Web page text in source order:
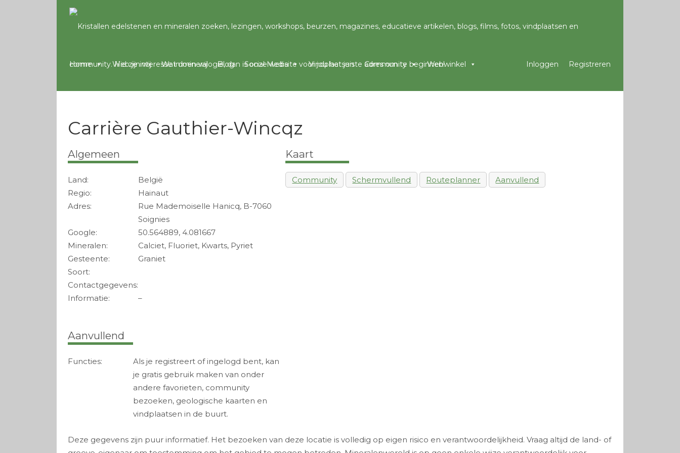
Home Wie zijn wij Wat doen wij Blog Social Media Vindplaatsen Community Webwinkel Registreren
Inloggen
Carrière Gauthier-Wincqz
Algemeen
Land:
België
Regio:
Hainaut
Adres:
Rue Mademoiselle Hanicq, B-7060
Soignies
Google:
50.564889, 4.081667
Mineralen:
Calciet, Fluoriet, Kwarts, Pyriet
Gesteente:
Graniet
Soort:
Contactgegevens:
Informatie:
–
Aanvullend
Functies:
Als je registreert of ingelogd bent, kan
je gratis gebruik maken van onder
andere favorieten, community
bezoeken, geologische kaarten en
vindplaatsen in de buurt.
Kaart
Community Schermvullend Routeplanner Aanvullend
Deze gegevens zijn puur informatief. Het bezoeken van deze locatie is volledig op eigen risico en verantwoordelijkheid. Vraag altijd de land- of